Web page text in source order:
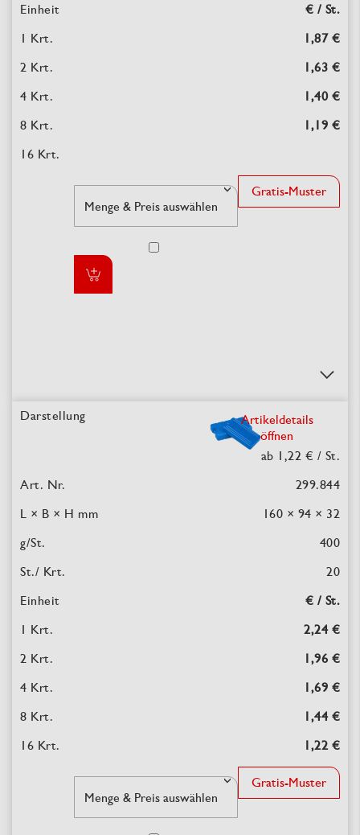
€ / St.
1,87 €
1,63 €
1,40 €
1,19 €
Gratis-Muster
Artikeldetails
öffnen
ab 1,22 € / St.
299.844
160 × 94 × 32
400
20
€ / St.
2,24 €
1,96 €
1,69 €
1,44 €
1,22 €
Gratis-Muster